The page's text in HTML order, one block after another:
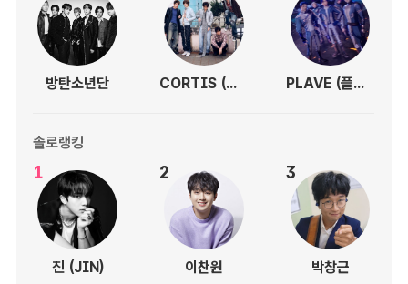
방탄소년단 CORTIS (코르티스) PLAVE (플레이브)
솔로랭킹
1
진 (JIN)
2
이찬원
3
박창근